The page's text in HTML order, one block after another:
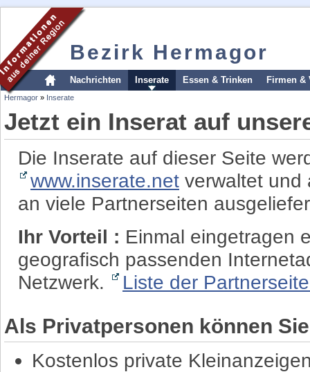
Bezirk Hermagor
Nachrichten Inserate Essen & Trinken Firmen &
Hermagor » Inserate
Jetzt ein Inserat auf
Die Inserate auf dieser Seite
www.inserate.net verwaltet und
an viele Partnerseiten
Ihr Vorteil : Einmal eingetragen
geografisch passenden
Netzwerk.
Liste der
Als Privatpersonen können
Kostenlos private